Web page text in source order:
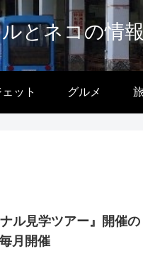
とネコの情
ット グルメ
ル見学ツアー』開催の
月開催